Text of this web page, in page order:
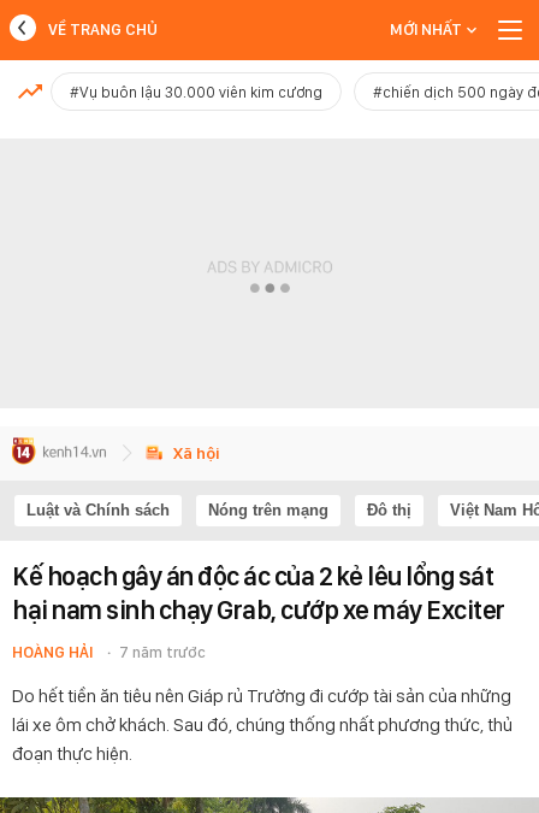
MỚI NHẤT
VỀ TRANG CHỦ MỚI NHẤT
#Vụ buôn lậu 30.000 viên kim cương #chiến dịch 500 ngày
Xã hội
Luật và Chính sách Nóng trên mạng Đô thị Việt Nam
Kế hoạch gây án độc ác của 2 kẻ lêu lổng sát
hại nam sinh chạy Grab, cướp xe máy Exciter
HOÀNG HẢI 7 năm trước
Do hết tiền ăn tiêu nên Giáp rủ Trường đi cướp tài sản của những
lái xe ôm chở khách. Sau đó, chúng thống nhất phương thức, thủ
đoạn thực hiện.